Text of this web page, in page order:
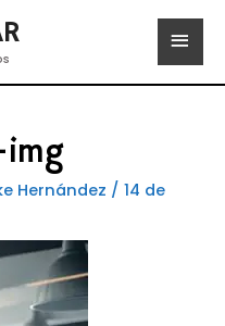
Hernández /14 de